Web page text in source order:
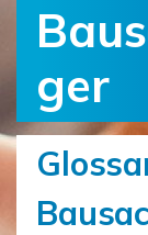
ger